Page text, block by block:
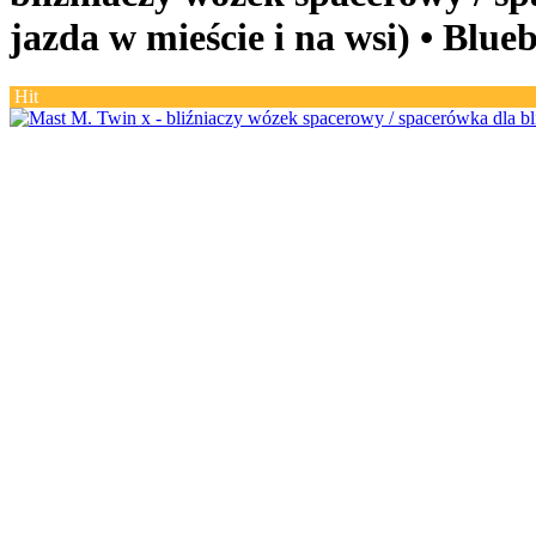
jazda w mieście i na wsi) •
Hit